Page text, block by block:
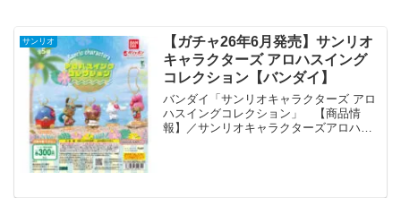
サンリオ
【ガチャ26年6月発売】サンリオ
キャラクターズ アロハスイング
コレクション【バンダイ】
バンダイ「サンリオキャラクターズ アロ
ハスイングコレクション」 【商品情
報】／サンリオキャラクターズアロハス